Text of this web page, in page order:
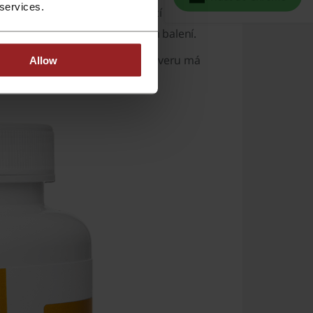
Allow
garantuje vrátenie peňazí pri
je do 24 hodín v diskretnom balení.
výrobky sú certifikované. Dôveru má